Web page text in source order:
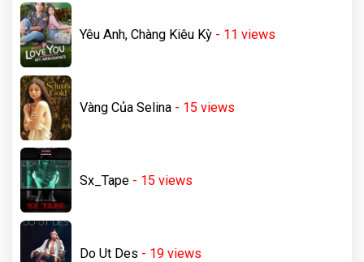
Yêu Anh, Chàng Kiêu Kỳ - 11 views
Vàng Của Selina - 15views
Sx_Tape - 15views
Do Ut Des - 19views